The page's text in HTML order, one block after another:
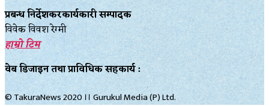
प्रबन्ध निर्देशकरकार्यकारी सम्पादक
विवेक विवश रेग्मी
हाम्रो टिम
वेब डिजाइन तथा प्राविधिक सहकार्य :
© TakuraNews 2020 ।। Gurukul Media (P) Ltd.